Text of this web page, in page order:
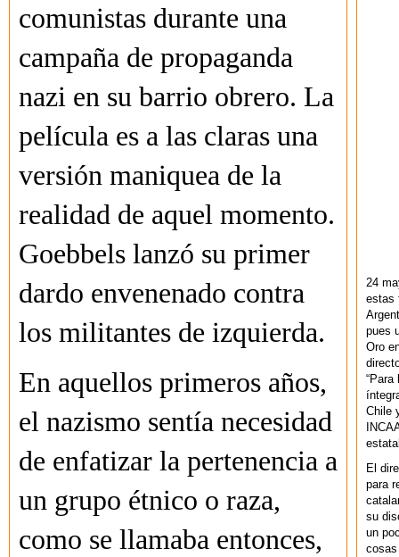
comunistas durante una
campaña de propaganda
nazi en su barrio obrero. La
película es a las claras una
versión maniquea de la
realidad de aquel momento.
Goebbels lanzó su primer
dardo envenenado contra
los militantes de izquierda.
En aquellos primeros años,
el nazismo sentía necesidad
de enfatizar la pertenencia a
un grupo étnico o raza,
como se llamaba entonces,
24
estas
pues
Oro
“Para
Chile
El
para
su
un
cosas